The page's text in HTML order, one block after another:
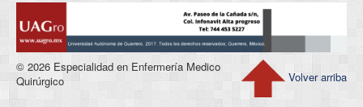
Volver arriba
© 2026 Especialidad en Enfermería Medico
Quirúrgico